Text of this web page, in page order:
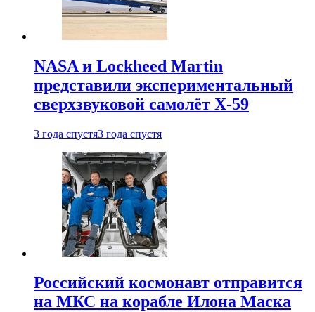
NASA и Lockheed Martin
представили экспериментальный
сверхзвуковой самолёт X-59
3 года спустя3 года спустя
Российский космонавт отправится
на МКС на корабле Илона Маска